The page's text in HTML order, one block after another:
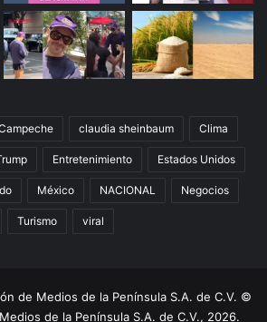
claudia sheinbaum Clima
Entretenimiento Estados Unidos
México NACIONAL Negocios
Turismo viral
de Medios de la Península S.A. de C.V. ©
de la Península S.A. de C.V., 2026.